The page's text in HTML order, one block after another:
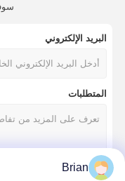
حزم الملابس
تغليف المنتجات
البريد الإلكتروني
المتطلبات
Brian